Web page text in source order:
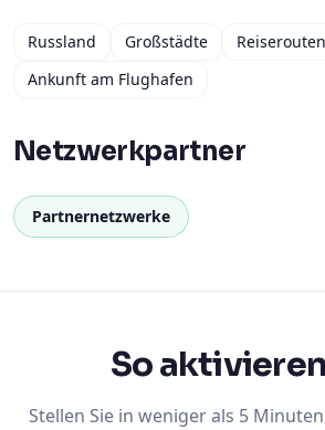
Russland Großstädte
Reiserouten
Ankunft am Flughafen
Netzwerkpartner
Partnernetzwerke
So
Stellen Sie in weniger als 5